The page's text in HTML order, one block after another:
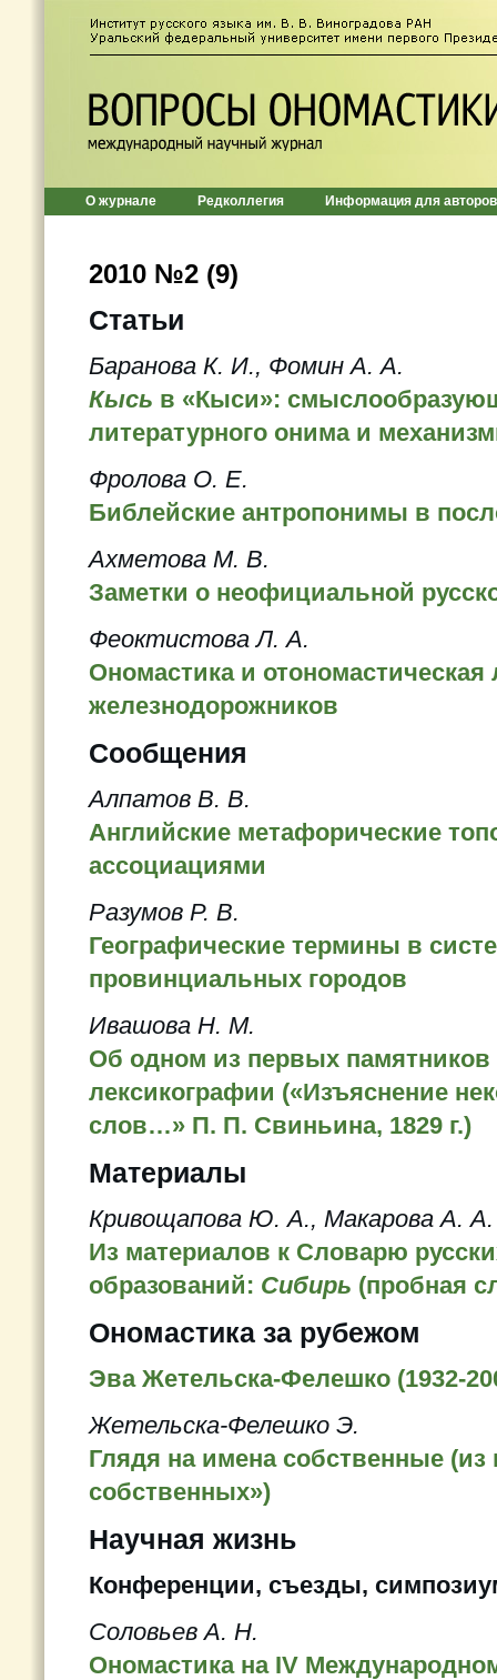
О журнале Редколлегия Информация для авторов
2010 №2 (9)
Статьи
Баранова К. И., Фомин А. А.
Кысь в «Кыси»:
литературного онима и
Фролова О. Е.
Библейские антропонимы в
Ахметова М. В.
Заметки о неофициальной
Феоктистова Л. А.
Ономастика и отономастическая
железнодорожников
Сообщения
Алпатов В. В.
Английские метафорические
ассоциациями
Разумов Р. В.
Географические термины в
провинциальных городов
Ивашова Н. М.
Об одном из первых памятников
лексикографии («Изъяснение
слов…» П. П. Свиньина, 1829 г.)
Материалы
Кривощапова Ю. А., Макарова А. А.
Из материалов к Словарю
образований: Сибирь (пробная
Ономастика за рубежом
Эва Жетельска-Фелешко (1932-
Жетельска-Фелешко Э.
Глядя на имена собственные
собственных»)
Научная жизнь
Конференции, съезды,
Соловьев А. Н.
Ономастика на IV